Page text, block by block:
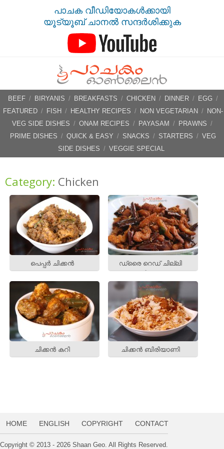
പാചക വീഡിയോകൾക്കായി
യൂട്യൂബ് ചാനൽ സന്ദർശിക്കുക
BEEF / BIRYANIS / BREAKFASTS / CHICKEN / DINNER / EGG /
FEATURED / FISH / HEALTHY RECIPES / NON VEGETARIAN / NON-
VEG SIDE DISHES / ONAM RECIPES / PAYASAM / PRAWNS /
PRIME DISHES / QUICK & EASY / SNACKS / STARTERS / VEG
SIDE DISHES / VEGGIE SPECIAL
Category: Chicken
പെപ്പര്‍ ചിക്കന്‍
ഡ്രൈ റെഡ് ചില്ലി
ചിക്കന്‍
ചിക്കന്‍ കറി ചിക്കന്‍ ബിരിയാണി
HOME ENGLISH COPYRIGHT CONTACT
Copyright © 2013 - 2026 Shaan Geo. All Rights Reserved.